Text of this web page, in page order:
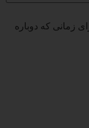
زمانی که دوباره